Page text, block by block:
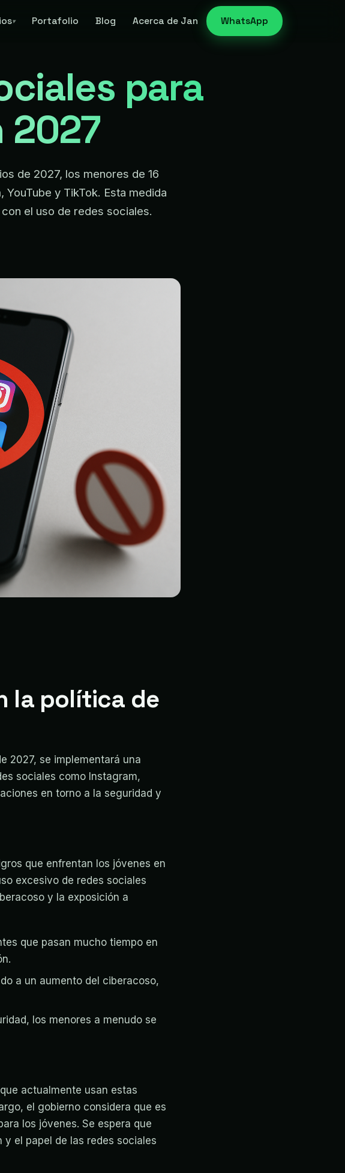
▾ Portafolio Blog Acerca de Jan WhatsApp
para
2027
de 2027, los menores de 16
y TikTok. Esta medida
el uso de redes sociales.
la política de
2027, se implementará una
sociales como Instagram,
en torno a la seguridad y
que enfrentan los jóvenes en
excesivo de redes sociales
y la exposición a
que pasan mucho tiempo en
a un aumento del ciberacoso,
los menores a menudo se
actualmente usan estas
el gobierno considera que es
los jóvenes. Se espera que
el papel de las redes sociales